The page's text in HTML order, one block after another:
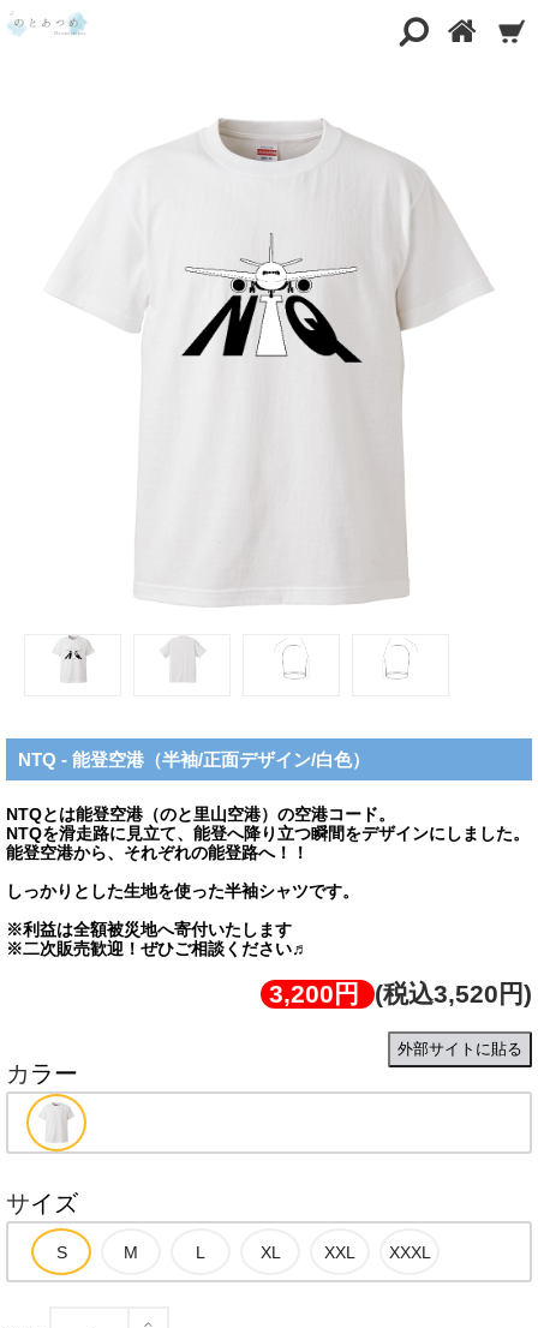
NTQ - 能登空港（半袖/正面デザイン/白色）
NTQとは能登空港（のと里山空港）の空港コード。
NTQを滑走路に見立て、能登へ降り立つ瞬間をデザインにしました。
能登空港から、それぞれの能登路へ！！
しっかりとした生地を使った半袖シャツです。
※利益は全額被災地へ寄付いたします
※二次販売歓迎！ぜひご相談ください♬
3,200円 (税込3,520円)
外部サイトに貼る
カラー
サイズ